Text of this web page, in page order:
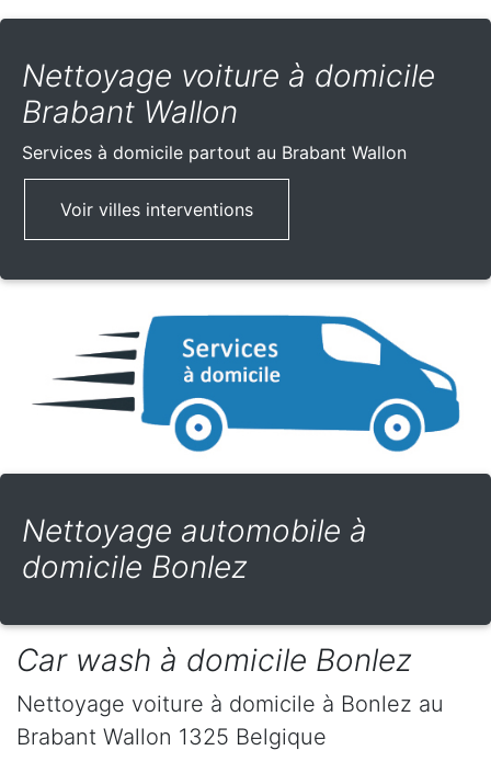
Nettoyage voiture à domicile
Brabant Wallon
Services à domicile partout au Brabant Wallon
Voir villes interventions
Nettoyage automobile à
domicile Bonlez
Car wash à domicile Bonlez
Nettoyage voiture à domicile à Bonlez au
Brabant Wallon 1325 Belgique